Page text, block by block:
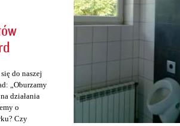
do naszej
„Oburzamy
działania
o
Czy